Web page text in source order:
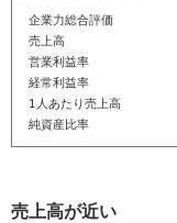
企業力総合評価
売上高
営業利益率
経常利益率
1人あたり売上高
純資産比率
売上高が近い